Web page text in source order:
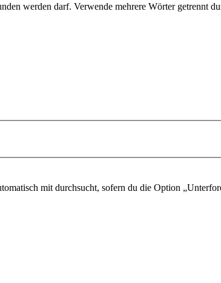
werden darf. Verwende mehrere Wörter getrennt
mit durchsucht, sofern du die Option